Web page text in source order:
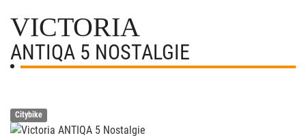
VICTORIA
ANTIQA 5 NOSTALGIE
Citybike